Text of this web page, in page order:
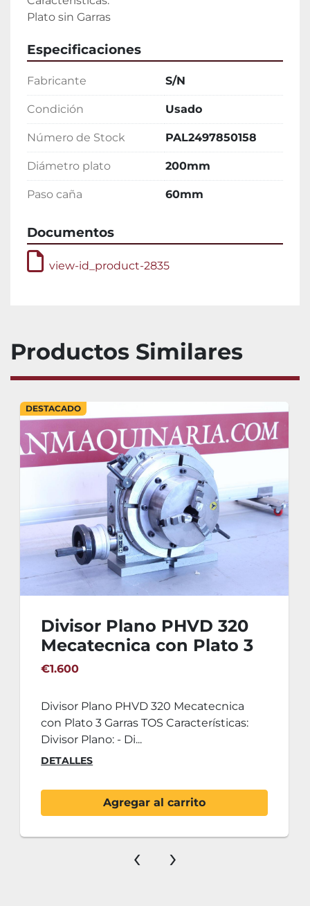
Plato sin Garras
Especificaciones
Fabricante S/N
Condición Usado
Número de Stock PAL2497850158
Diámetro plato 200mm
Paso caña 60mm
Documentos
view-id_product-2835
Productos Similares
DESTACADO
Divisor Plano PHVD 320
Mecatecnica con Plato 3
Garras TOS
€1.600
Divisor Plano PHVD 320 Mecatecnica
con Plato 3 Garras TOS Características:
Divisor Plano: - Di...
DETALLES
Agregar al carrito
‹ ›